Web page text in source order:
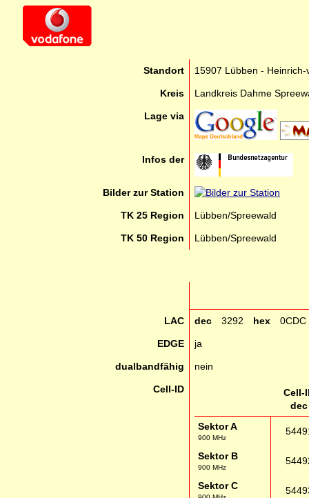
Standort 15907 Lübben -
Kreis Landkreis Dahme
Lage via
Infos der
Bilder zur Station
TK 25 Region Lübben/Spreewald
TK 50 Region Lübben/Spreewald
LAC dec 3292 hex 0CDC
EDGE ja
dualbandfähig nein
Cell-ID
Cell-
dec
Sektor A
900 MHz
Sektor B
900 MHz
Sektor C